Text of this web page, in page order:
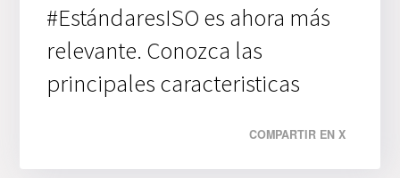
#EstándaresISO es ahora más
relevante. Conozca las
principales caracteristicas
COMPARTIR EN X